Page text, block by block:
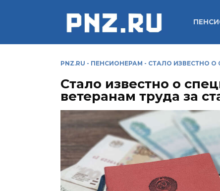
PNZ.RU - ПЕНСИОНЕРАМ - СТАЛО ИЗВЕСТНО
Стало известно о
ветеранам труда за